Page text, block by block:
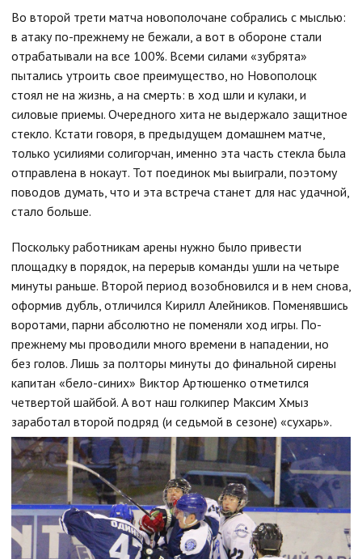
Во второй трети матча новополочане собрались с мыслью:
в атаку по-прежнему не бежали, а вот в обороне стали
отрабатывали на все 100%. Всеми силами «зубрята»
пытались утроить свое преимущество, но Новополоцк
стоял не на жизнь, а на смерть: в ход шли и кулаки, и
силовые приемы. Очередного хита не выдержало защитное
стекло. Кстати говоря, в предыдущем домашнем матче,
только усилиями солигорчан, именно эта часть стекла была
отправлена в нокаут. Тот поединок мы выиграли, поэтому
поводов думать, что и эта встреча станет для нас удачной,
стало больше.
Поскольку работникам арены нужно было привести
площадку в порядок, на перерыв команды ушли на четыре
минуты раньше. Второй период возобновился и в нем снова,
оформив дубль, отличился Кирилл Алейников. Поменявшись
воротами, парни абсолютно не поменяли ход игры. По-
прежнему мы проводили много времени в нападении, но
без голов. Лишь за полторы минуты до финальной сирены
капитан «бело-синих» Виктор Артюшенко отметился
четвертой шайбой. А вот наш голкипер Максим Хмыз
заработал второй подряд (и седьмой в сезоне) «сухарь».